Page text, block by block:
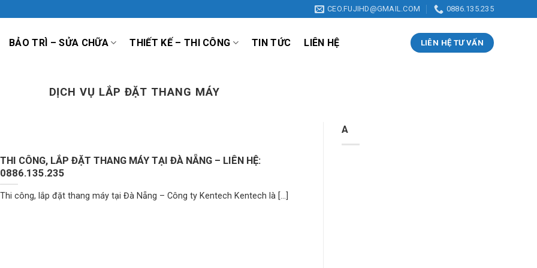
CEO.FUJIHD@GMAIL.COM 0886.135.235
BẢO TRÌ – SỬA CHỮA THIẾT KẾ – THI CÔNG TIN TỨC LIÊN HỆ LIÊN HỆ TƯ VẤN
DỊCH VỤ LẮP ĐẶT THANG MÁY
THI CÔNG, LẮP ĐẶT THANG MÁY TẠI ĐÀ NẴNG – LIÊN HỆ:
0886.135.235
Thi công, lắp đặt thang máy tại Đà Nẵng – Công ty Kentech Kentech là [...]
A